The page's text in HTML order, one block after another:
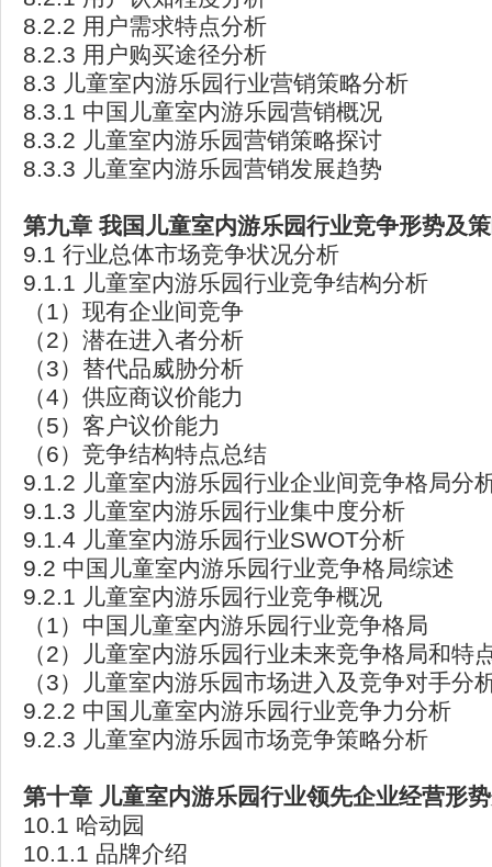
8.2.2 用户需求特点分析
8.2.3 用户购买途径分析
8.3 儿童室内游乐园行业营销策略分析
8.3.1 中国儿童室内游乐园营销概况
8.3.2 儿童室内游乐园营销策略探讨
8.3.3 儿童室内游乐园营销发展趋势
第九章 我国儿童室内游乐园行业竞争形势及
9.1 行业总体市场竞争状况分析
9.1.1 儿童室内游乐园行业竞争结构分析
（1）现有企业间竞争
（2）潜在进入者分析
（3）替代品威胁分析
（4）供应商议价能力
（5）客户议价能力
（6）竞争结构特点总结
9.1.2 儿童室内游乐园行业企业间竞争格局分
9.1.3 儿童室内游乐园行业集中度分析
9.1.4 儿童室内游乐园行业SWOT分析
9.2 中国儿童室内游乐园行业竞争格局综述
9.2.1 儿童室内游乐园行业竞争概况
（1）中国儿童室内游乐园行业竞争格局
（2）儿童室内游乐园行业未来竞争格局和特
（3）儿童室内游乐园市场进入及竞争对手分
9.2.2 中国儿童室内游乐园行业竞争力分析
9.2.3 儿童室内游乐园市场竞争策略分析
第十章 儿童室内游乐园行业领先企业经营形
10.1 哈动园
10.1.1 品牌介绍